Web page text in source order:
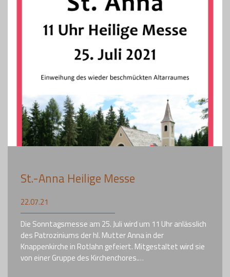
St.-Anna Heilige Messe
22.07.21
Die Sonntagsmesse am 25. Juli wird um 11 Uhr anlässlich
des Patroziniums der hl. Mutter Anna in der
Knappenkirche in Rotlahn gefeiert. Mitgestaltet wird sie
von einer Gruppe des Kirchenchores.…